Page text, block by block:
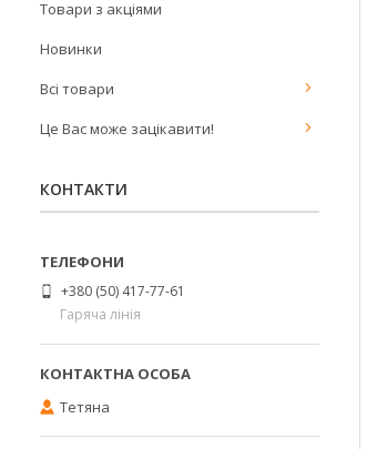
Товари з акціями
Новинки
Всі товари
Це Вас може зацікавити!
КОНТАКТИ
+380 (50) 417-77-61
Гаряча лінія
Тетяна